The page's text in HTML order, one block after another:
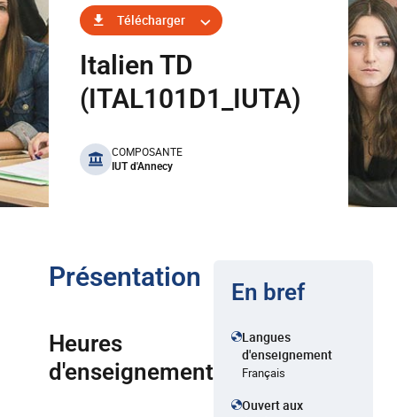
Télécharger
Italien TD
(ITAL101D1_IUTA)
benefits
COMPOSANTE
IUT d'Annecy
Présentation
Heures
d'enseignement
En bref
Langues
d'enseignement
Français
Ouvert aux